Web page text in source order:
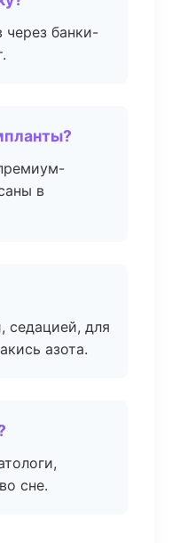
через банки-
в
седацией, для
азота.
сне.